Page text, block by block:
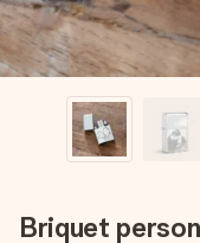
Briquet